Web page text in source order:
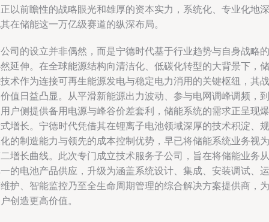
以前瞻性的战略眼光和雄厚的资本实力，系统化、专业化地深
在储能这一万亿级赛道的纵深布局。
司的设立并非偶然，而是宁德时代基于行业趋势与自身战略的
延伸。在全球能源结构向清洁化、低碳化转型的大背景下，储
术作为连接可再生能源发电与稳定电力消用的关键枢纽，其战
值日益凸显。从平滑新能源出力波动、参与电网调峰调频，到
户侧提供备用电源与峰谷价差套利，储能系统的需求正呈现爆
增长。宁德时代凭借其在锂离子电池领域深厚的技术积淀、规
的制造能力与领先的成本控制优势，早已将储能系统业务视为
增长曲线。此次专门成立技术服务子公司，旨在将储能业务从
的电池产品供应，升级为涵盖系统设计、集成、安装调试、运
护、智能监控乃至全生命周期管理的综合解决方案提供商，为
创造更高价值。